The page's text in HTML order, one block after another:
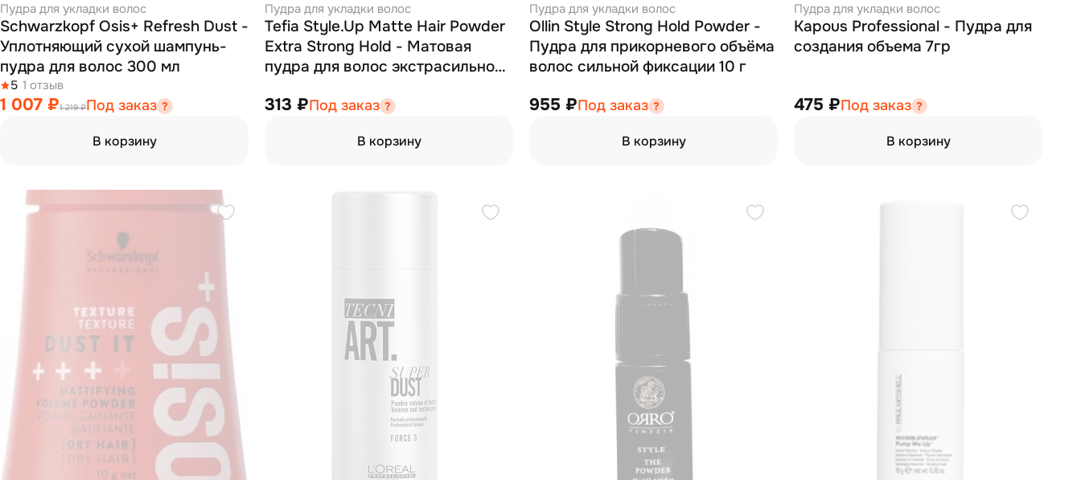
Пудра для укладки волос
Schwarzkopf Osis+ Refresh Dust -
Уплотняющий сухой шампунь-
пудра для волос 300 мл
5 1 отзыв
1 007 ₽1 219 ₽Под заказ
В корзину
Пудра для укладки волос
Tefia Style.Up Matte Hair Powder
Extra Strong Hold - Матовая
пудра для волос экстрасильной
313 ₽Под заказ
В корзину
Пудра для укладки волос
Ollin Style Strong Hold Powder -
Пудра для прикорневого объёма
волос сильной фиксации 10 г
955 ₽Под заказ
В корзину
Пудра для укладки волос
Kapous Professional - Пудра для
создания объема 7гр
475 ₽Под заказ
В корзину